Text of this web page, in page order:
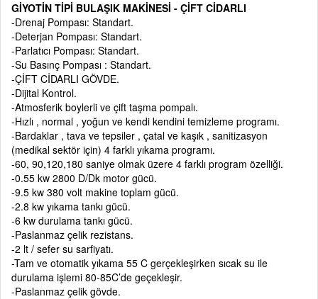
GİYOTİN TİPİ BULAŞIK MAKİNESİ - ÇİFT CİDARLI
-Drenaj Pompası: Standart.
-Deterjan Pompası: Standart.
-Parlatıcı Pompası: Standart.
-Su Basınç Pompası : Standart.
-ÇİFT CİDARLI GÖVDE.
-Dijital Kontrol.
-Atmosferik boylerli ve çift taşma pompalı.
-Hızlı , normal , yoğun ve kendi kendini temizleme programı.
-Bardaklar , tava ve tepsiler , çatal ve kaşık , sanitizasyon
(medikal sektör için) 4 farklı yıkama programı.
-60, 90,120,180 saniye olmak üzere 4 farklı program özelliği.
-0.55 kw 2800 D/Dk motor gücü.
-9.5 kw 380 volt makine toplam gücü.
-2.8 kw yıkama tankı gücü.
-6 kw durulama tankı gücü.
-Paslanmaz çelik rezistans.
-2 lt / sefer su sarfiyatı.
-Tam ve otomatik yıkama 55 C gerçekleşirken sıcak su ile
durulama işlemi 80-85C’de geçekleşir.
-Paslanmaz çelik gövde.